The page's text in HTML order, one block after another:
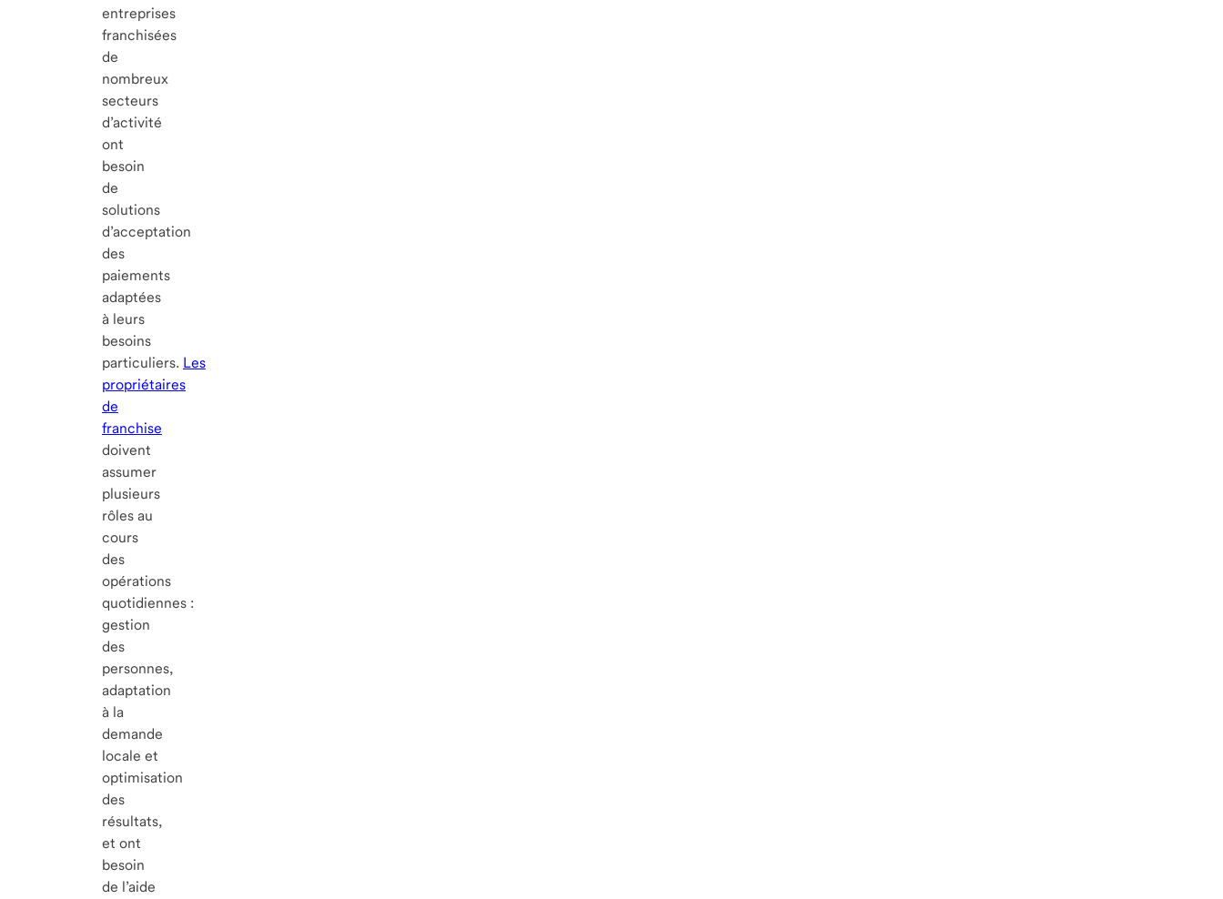
entreprises
franchisées
de
nombreux
secteurs
d’activité
ont
besoin
de
solutions
d’acceptation
des
paiements
adaptées
à leurs
besoins
particuliers. Les
propriétaires
de
franchise
doivent
assumer
plusieurs
rôles au
cours
des
opérations
quotidiennes :
gestion
des
personnes,
adaptation
à la
demande
locale et
optimisation
des
résultats,
et ont
besoin
de l’aide